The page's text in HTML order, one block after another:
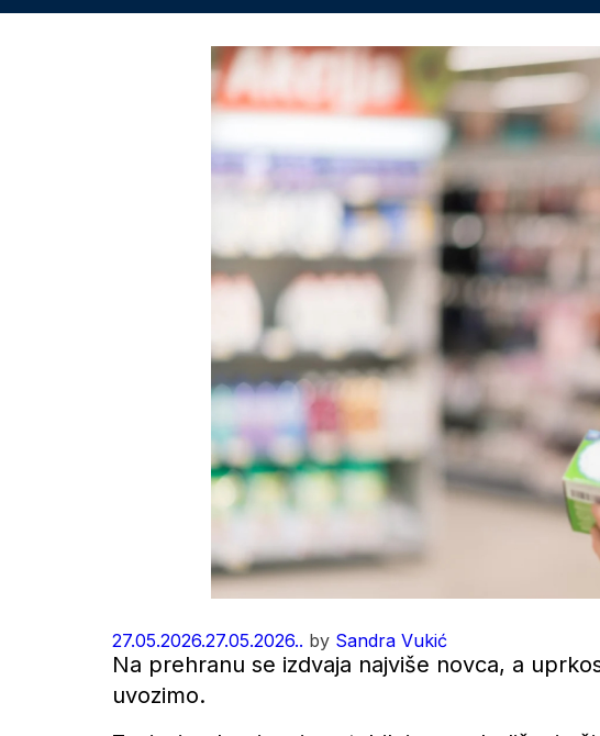
27.05.2026.27.05.2026.. by Sandra Vukić
Na prehranu se izdvaja najviše novca, a
uvozimo.